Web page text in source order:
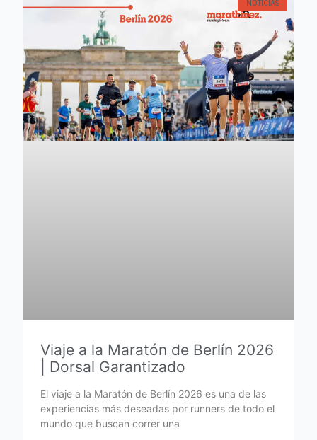
NOTICIAS
Viaje a la Maratón de Berlín 2026
| Dorsal Garantizado
El viaje a la Maratón de Berlín 2026 es una de las
experiencias más deseadas por runners de todo el
mundo que buscan correr una